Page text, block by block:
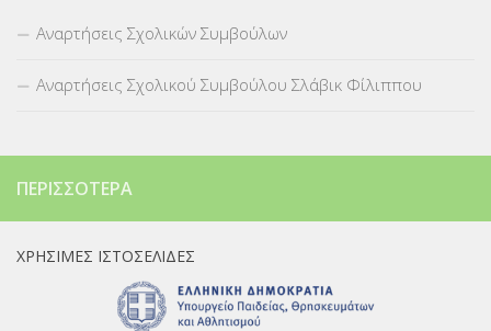
Αναρτήσεις Σχολικών Συμβούλων
Αναρτήσεις Σχολικού Συμβούλου Σλάβικ Φίλιππου
ΠΕΡΙΣΣΌΤΕΡΑ
ΧΡΉΣΙΜΕΣ ΙΣΤΟΣΕΛΊΔΕΣ